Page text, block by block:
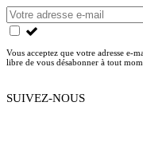
Vous acceptez que votre adresse e-
libre de vous désabonner à tout
SUIVEZ-NOUS